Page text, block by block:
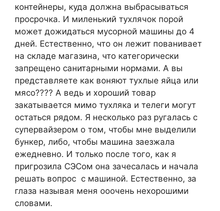
контейнеры, куда должна выбрасываться
просрочка. И миленький тухлячок порой
может дожидаться мусорной машины до 4
дней. Естественно, что он лежит пованивает
на складе магазина, что категорически
запрещено санитарными нормами. А вы
представляете как воняют тухлые яйца или
мясо???? А ведь и хороший товар
закатывается мимо тухляка и телеги могут
остаться рядом. Я несколько раз ругалась с
супервайзером о том, чтобы мне выделили
бункер, либо, чтобы машина заезжала
ежедневно. И только после того, как я
пригрозила СЭСом она зачесалась и начала
решать вопрос с машиной. Естественно, за
глаза называя меня ооочень нехорошими
словами.